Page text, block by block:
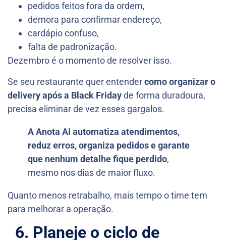
pedidos feitos fora da ordem,
demora para confirmar endereço,
cardápio confuso,
falta de padronização.
Dezembro é o momento de resolver isso.
Se seu restaurante quer entendercomo organizar o
delivery após a Black Fridayde forma duradoura,
precisa eliminar de vez esses gargalos.
A Anota AI automatiza atendimentos,
reduz erros, organiza pedidos e garante
que nenhum detalhe fique perdido,
mesmo nos dias de maior fluxo.
Quanto menos retrabalho, mais tempo o time tem
para melhorar a operação.
6. Planeje o ciclo de